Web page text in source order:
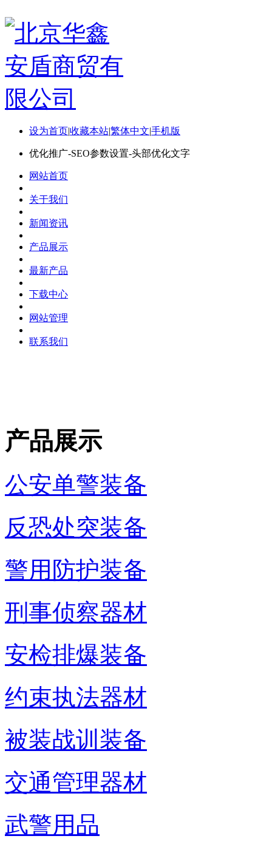
设为首页|收藏本站|繁体中文|手机版
优化推广-SEO参数设置-头部优化文字
网站首页
关于我们
新闻资讯
产品展示
最新产品
下载中心
网站管理
联系我们
产品展示
公安单警装备
反恐处突装备
警用防护装备
刑事侦察器材
安检排爆装备
约束执法器材
被装战训装备
交通管理器材
武警用品